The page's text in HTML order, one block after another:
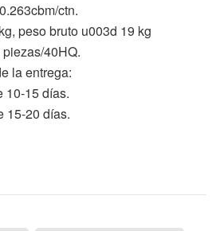
ctn.
peso bruto u003d 19 kg
40HQ.
la entrega:
10-15 días.
15-20 días.